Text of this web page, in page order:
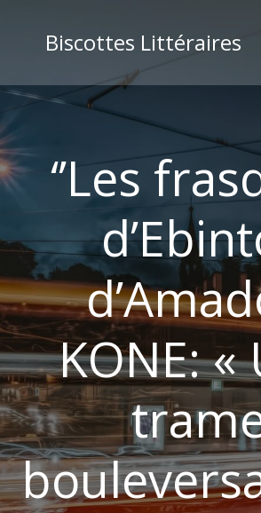
au
contenu
Biscottes Littéraires
‘’Les
KONE: «